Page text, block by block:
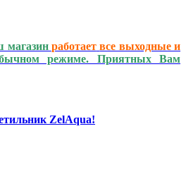
магазин работает все выходные и
режиме. Приятных Вам
ZelAqua!